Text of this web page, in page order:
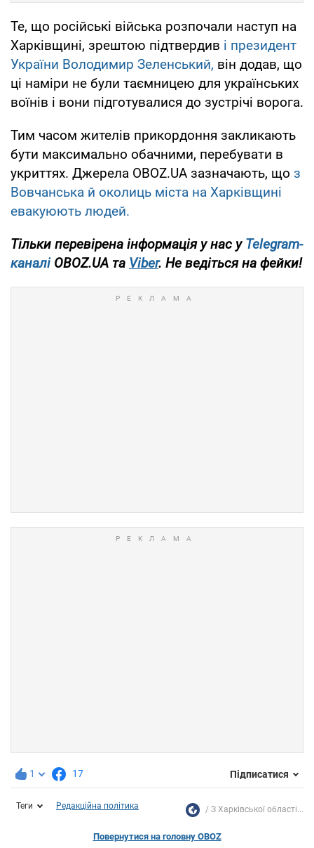
Те, що російські війська розпочали наступ на
Харківщині, зрештою підтвердив і президент
України Володимир Зеленський, він додав, що
ці наміри не були таємницею для українських
воїнів і вони підготувалися до зустрічі ворога.
Тим часом жителів прикордоння закликають
бути максимально обачними, перебувати в
укриттях. Джерела OBOZ.UA зазначають, що з
Вовчанська й околиць міста на Харківщині
евакуюють людей.
Тільки перевірена інформація у нас уTelegram-
каналіOBOZ.UA та Viber. Не ведіться на фейки!
1 17 Підписатися
Теги Редакційна політика З Харківської області...
Повернутися на головну OBOZ